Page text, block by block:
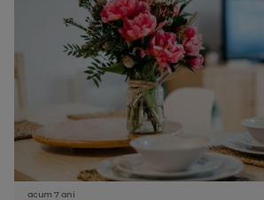
acum 7 ani